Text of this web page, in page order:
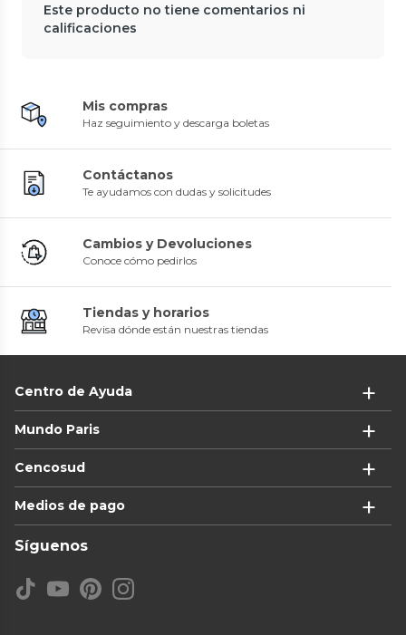
Este producto no tiene comentarios ni
calificaciones
Mis compras
Haz seguimiento y descarga boletas
Contáctanos
Te ayudamos con dudas y solicitudes
Cambios y Devoluciones
Conoce cómo pedirlos
Tiendas y horarios
Revisa dónde están nuestras tiendas
Centro de Ayuda
Mundo Paris
Cencosud
Medios de pago
Síguenos